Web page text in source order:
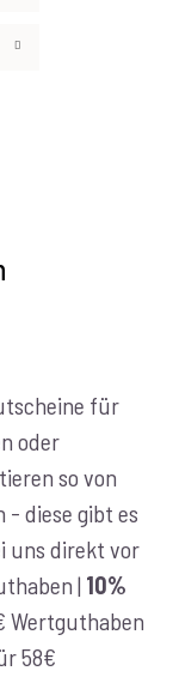
für
oder
so von
- diese gibt es
uns direkt vor
| 10%
Wertguthaben
58€